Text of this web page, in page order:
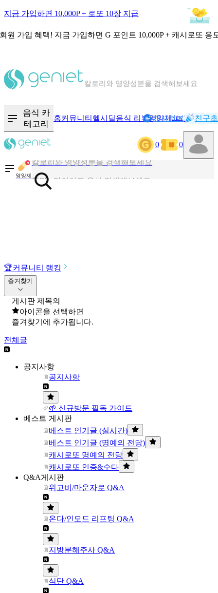
지금 가입하면 10,000P + 로또 10장 지급
원 가입 혜택! 지금 가입하면 G 포인트 10,000P + 캐시로또 응
혈당 · 다이어트 음식 검색해보세요
음식 카
테고리
홈커뮤니티 헬시딜음식 리뷰영양제NEW기록
캐시리뷰 친구
0 0
영양제
칼로리와 영양성분을 검색해보세요
음식 · 영양제 리뷰를 찾아보세요
🏆커뮤니티 랭킹
즐겨찾기
게시판 제목의
아이콘을 선택하면
즐겨찾기에 추가됩니다.
전체글
공지사항
공지사항
🌱 신규방문 필독 가이드
베스트 게시판
베스트 인기글 (실시간)
베스트 인기글 (명예의 전당)
캐시로또 명예의 전당
캐시로또 인증&수다
Q&A게시판
위고비/마운자로 Q&A
온다/인모드 리프팅 Q&A
지방분해주사 Q&A
식단 Q&A